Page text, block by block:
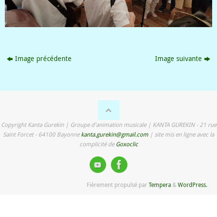
Image précédente Image suivante
Copyright Kanta Gurekin | Groupe d'animation musicale | KANTA GUREKIN - 21 rue
Saint Forcet - 64100 Bayonnekanta.gurekin@gmail.com | site mis en ligne avec la
complicité deGoxoclic
Fièrement propulsé parTempera&WordPress.